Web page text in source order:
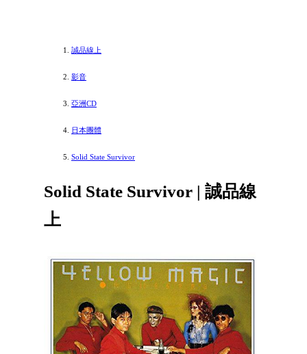
誠品線上
影音
亞洲CD
日本團體
Solid State Survivor
Solid State Survivor | 誠品線
上